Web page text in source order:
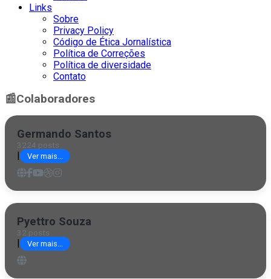
Links
Sobre
Privacy Policy
Código de Ética Jornalística
Política de Correções
Política de diversidade
Contato
📰Colaboradores
Germando Santos
3224 posts
Ver mais...
Pyettro Souza
32 posts
Ver mais...